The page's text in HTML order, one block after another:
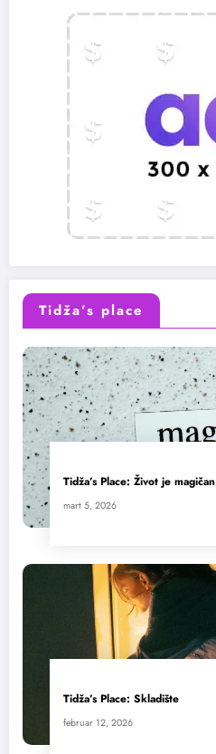
Tidža’s place
Tidža’s Place: Život je magičan
mart 5, 2026
Tidža’s Place: Skladište
februar 12, 2026